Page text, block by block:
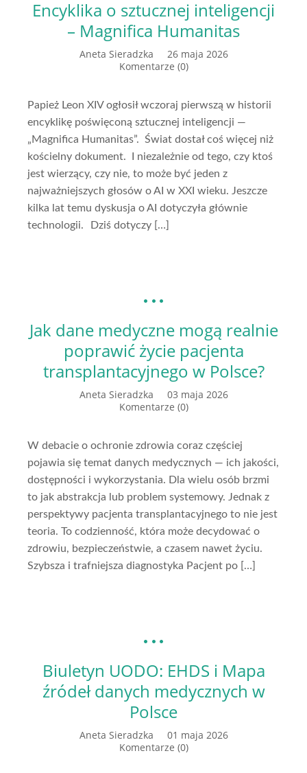
Encyklika o sztucznej inteligencji
– Magnifica Humanitas
Aneta Sieradzka
26 maja 2026
Komentarze (0)
Papież Leon XIV ogłosił wczoraj pierwszą w historii
encyklikę poświęconą sztucznej inteligencji —
„Magnifica Humanitas”. Świat dostał coś więcej niż
kościelny dokument. I niezależnie od tego, czy ktoś
jest wierzący, czy nie, to może być jeden z
najważniejszych głosów o AI w XXI wieku. Jeszcze
kilka lat temu dyskusja o AI dotyczyła głównie
technologii. Dziś dotyczy […]
Jak dane medyczne mogą realnie
poprawić życie pacjenta
transplantacyjnego w Polsce?
Aneta Sieradzka
03 maja 2026
Komentarze (0)
W debacie o ochronie zdrowia coraz częściej
pojawia się temat danych medycznych — ich jakości,
dostępności i wykorzystania. Dla wielu osób brzmi
to jak abstrakcja lub problem systemowy. Jednak z
perspektywy pacjenta transplantacyjnego to nie jest
teoria. To codzienność, która może decydować o
zdrowiu, bezpieczeństwie, a czasem nawet życiu.
Szybsza i trafniejsza diagnostyka Pacjent po […]
Biuletyn UODO: EHDS i Mapa
źródeł danych medycznych w
Polsce
Aneta Sieradzka
01 maja 2026
Komentarze (0)